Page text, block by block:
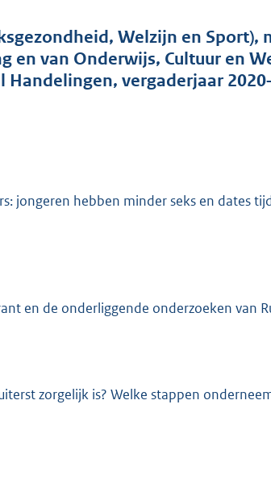
r
4
Welzijn en Sport),
en van Onderwijs, Cultuur en
vergaderjaar
jongeren hebben minder seks en dates
en de onderliggende onderzoeken van
zorgelijk is? Welke stappen